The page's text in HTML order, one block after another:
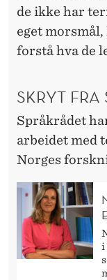
de ikke har
eget
forstå hva de
SKRYT FRA
Språkrådet
arbeidet med
Norges
i